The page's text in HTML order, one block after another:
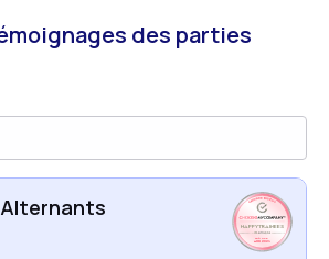
des parties
HAPPYTRAINEES
FRANCE
AUG 2025